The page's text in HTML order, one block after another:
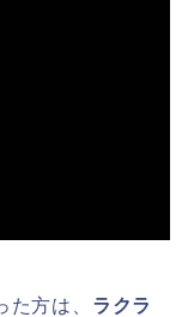
方は、 ラクラ